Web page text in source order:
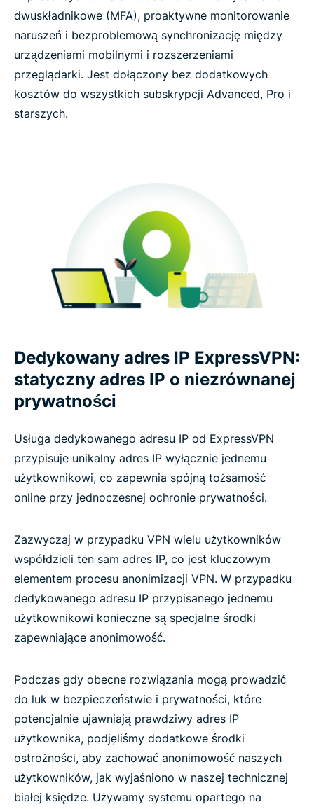
dwuskładnikowe (MFA), proaktywne monitorowanie
naruszeń i bezproblemową synchronizację między
urządzeniami mobilnymi i rozszerzeniami
przeglądarki. Jest dołączony bez dodatkowych
kosztów do wszystkich subskrypcji Advanced, Pro i
starszych.
Dedykowany adres IP ExpressVPN:
statyczny adres IP o niezrównanej
prywatności
Usługa dedykowanego adresu IP od ExpressVPN
przypisuje unikalny adres IP wyłącznie jednemu
użytkownikowi, co zapewnia spójną tożsamość
online przy jednoczesnej ochronie prywatności.
Zazwyczaj w przypadku VPN wielu użytkowników
współdzieli ten sam adres IP, co jest kluczowym
elementem procesu anonimizacji VPN. W przypadku
dedykowanego adresu IP przypisanego jednemu
użytkownikowi konieczne są specjalne środki
zapewniające anonimowość.
Podczas gdy obecne rozwiązania mogą prowadzić
do luk w bezpieczeństwie i prywatności, które
potencjalnie ujawniają prawdziwy adres IP
użytkownika, podjęliśmy dodatkowe środki
ostrożności, aby zachować anonimowość naszych
użytkowników, jak wyjaśniono w naszej technicznej
białej księdze. Używamy systemu opartego na